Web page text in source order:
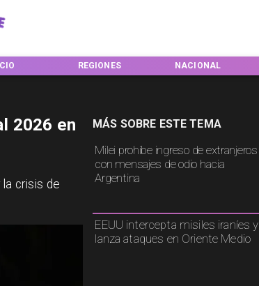
REGIONES NACIONAL
Milei prohíbe ingreso de extranjeros
con mensajes de odio hacia
Argentina
EEUU intercepta misiles iraníes y
lanza ataques en Oriente Medio
MÁS SOBRE ESTE TEMA
2026 en
crisis de